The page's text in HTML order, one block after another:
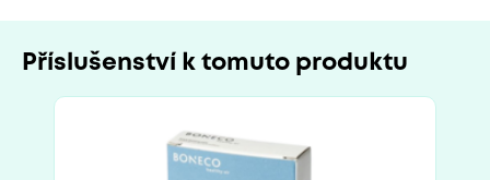
Příslušenství k tomuto produktu